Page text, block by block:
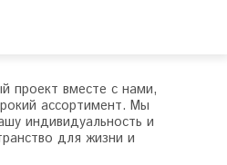
проект вместе с нами,
ассортимент. Мы
индивидуальность и
для жизни и